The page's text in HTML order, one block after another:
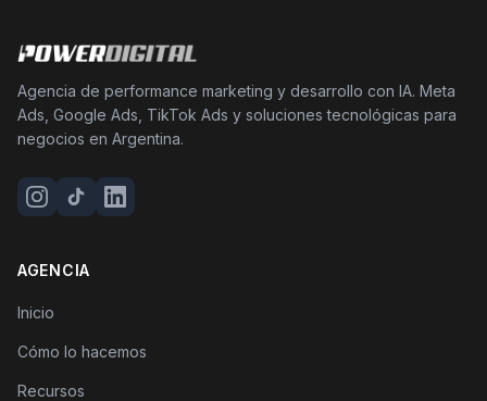
Agencia de performance marketing y desarrollo con IA. Meta
Ads, Google Ads, TikTok Ads y soluciones tecnológicas para
negocios en Argentina.
AGENCIA
Inicio
Cómo lo hacemos
Recursos